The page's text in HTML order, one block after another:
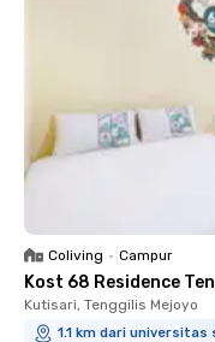
Coliving • Campur
Kost 68 Residence
Kutisari, Tenggilis Mejoyo
1.1 km dari